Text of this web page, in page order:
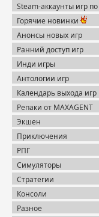
Steam-аккаунты игр по
Горячие новинки
Анонсы новых игр
Ранний доступ игр
Инди игры
Антологии игр
Календарь выхода игр
Репаки от MAXAGENT
Экшен
Приключения
РПГ
Симуляторы
Стратегии
Консоли
Разное